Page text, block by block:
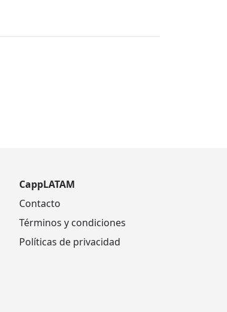
CappLATAM
Contacto
Términos y condiciones
Políticas de privacidad